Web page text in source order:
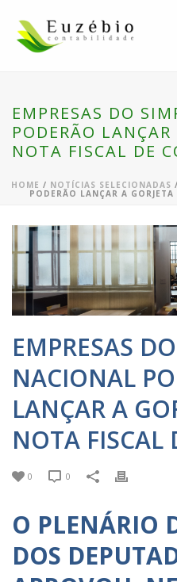
EMPRESAS DO
PODERÃO
NOTA FISCAL DE
HOME / NOTÍCIAS SELECIONADAS
PODERÃO LANÇAR A
EMPRESAS
NACIONAL
LANÇAR A
NOTA FISCAL
0 0
O PLENÁRIO
DOS